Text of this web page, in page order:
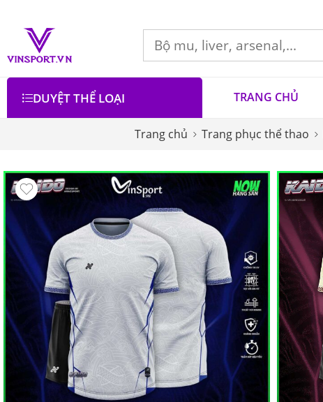
DUYỆT THỂ LOẠI TRANG CHỦ
Trang chủ Trang phục thể thao